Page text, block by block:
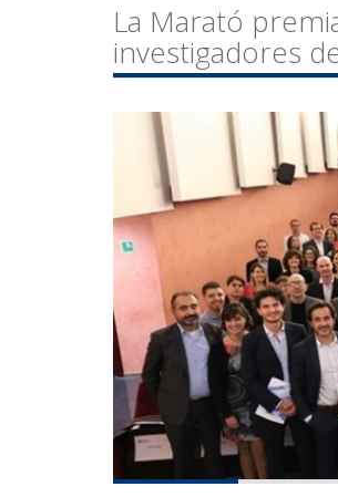
La Marató
investigadores